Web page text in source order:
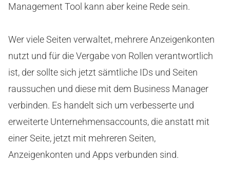
Management Tool kann aber keine Rede sein.
Wer viele Seiten verwaltet, mehrere Anzeigenkonten
nutzt und für die Vergabe von Rollen verantwortlich
ist, der sollte sich jetzt sämtliche IDs und Seiten
raussuchen und diese mit dem Business Manager
verbinden. Es handelt sich um verbesserte und
erweiterte Unternehmensaccounts, die anstatt mit
einer Seite, jetzt mit mehreren Seiten,
Anzeigenkonten und Apps verbunden sind.